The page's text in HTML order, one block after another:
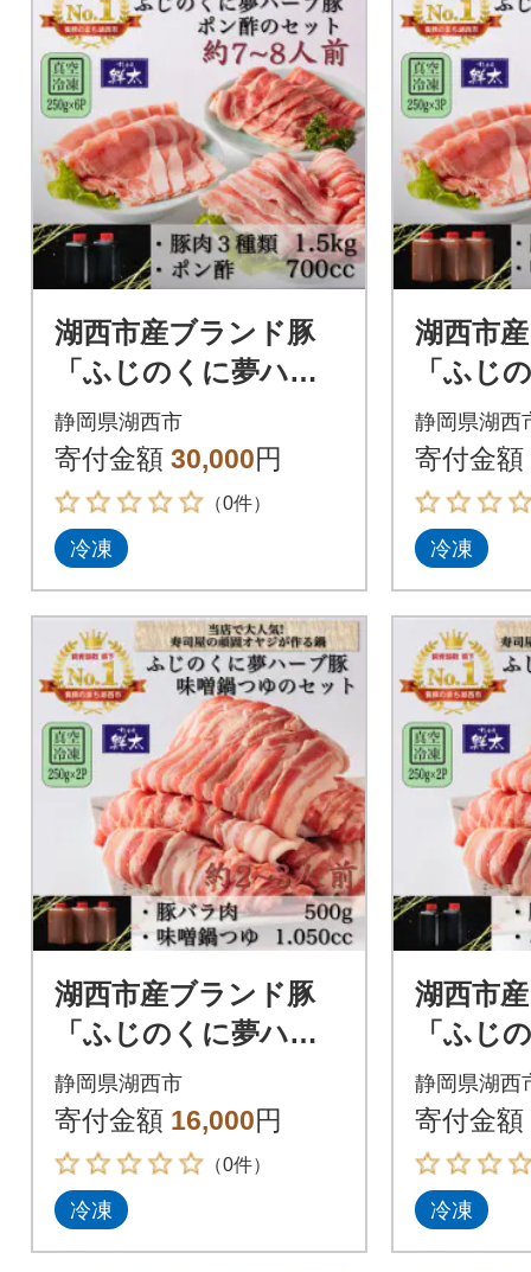
湖西市産ブランド豚
「ふじのくに夢ハー
ブ豚」しゃぶしゃぶ
用3種類(1.5kg)と手作
りポン酢のセット
静岡県湖西市
寄付金額 30,000円
（0件）
冷凍
湖西市
「ふじ
ブ豚」
種
鍋つゆ
静岡県湖西
寄付金額
冷凍
湖西市産ブランド豚
「ふじのくに夢ハー
ブ豚」味噌鍋用豚バラ
肉(500g)と手作り味噌
鍋つゆのセット
静岡県湖西市
寄付金額 16,000円
（0件）
冷凍
湖西市
「ふじ
ブ豚」
用バラ
りポン
静岡県湖西
寄付金額
冷凍